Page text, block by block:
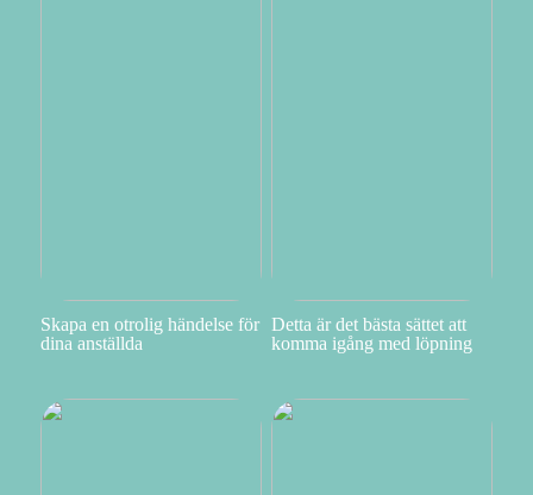
Skapa en otrolig händelse för
dina anställda
Detta är det bästa sättet att
komma igång med löpning